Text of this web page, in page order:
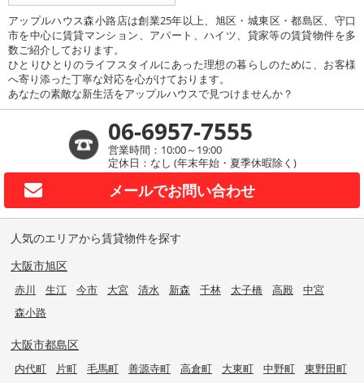
アップルハウス森小路店は創業25年以上、旭区・城東区・都島区、守口
市を中心に賃貸マンション、アパート、ハイツ、貸家等の賃貸物件を多
数ご紹介しております。
ひとりひとりのライフスタイルにあった理想の暮らしのために、お客様
へ寄り添った丁寧な対応を心がけております。
あなたの素敵な新生活をアップルハウスで見つけませんか？
06-6957-7555
営業時間：10:00～19:00
定休日：なし (年末年始・夏季休暇除く)
メールでお問い合わせ
人気のエリアから賃貸物件を探す
大阪市旭区
赤川 生江 今市 大宮 清水 新森 千林 太子橋 高殿
中宮
森小路
大阪市都島区
内代町 片町 毛馬町 善源寺町 高倉町 大東町 中野町
東野田町